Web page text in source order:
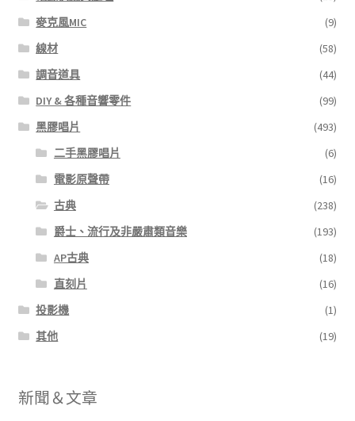
麥克風MIC
(9)
線材
(58)
調音道具
(44)
DIY & 各種音響零件
(99)
黑膠唱片
(493)
二手黑膠唱片
(6)
電影原聲帶
(16)
古典
(238)
爵士、流行及非嚴肅類音樂
(193)
AP古典
(18)
直刻片
(16)
投影機
(1)
其他
(19)
新聞＆文章